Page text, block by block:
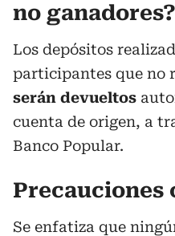
no ganadores?
Los depósitos
participantes que no
serán devueltos
cuenta de origen, a
Banco Popular.
Precauciones
Se enfatiza que